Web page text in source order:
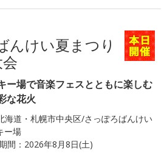
んけい夏まつり
ー場で音楽フェスとともに楽しむ
な花火
海道・札幌市中央区/さっぽろばんけい
ー場
間： 2026年8月8日(土)